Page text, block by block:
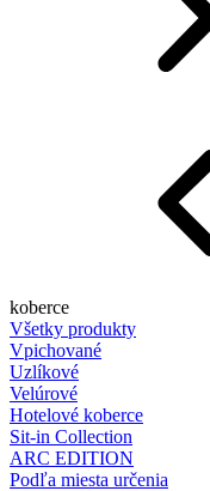
koberce
Všetky produkty
Vpichované
Uzlíkové
Velúrové
Hotelové koberce
Sit-in Collection
ARC EDITION
Podľa miesta určenia